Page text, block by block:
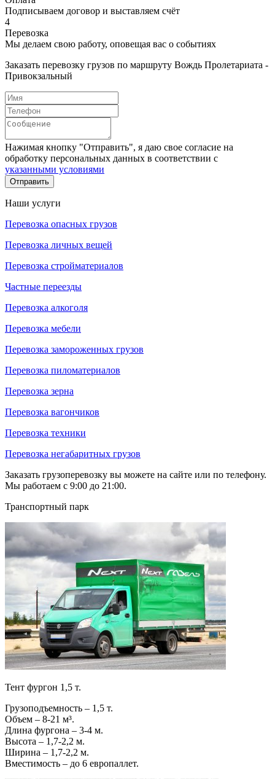
Подписываем договор и выставляем счёт
4
Перевозка
Мы делаем свою работу, оповещая вас о событиях
Заказать перевозку грузов по маршруту Вождь Пролетариата -
Привокзальный
Нажимая кнопку "Отправить", я даю свое согласие на
обработку персональных данных в соответствии с
указанными условиями
Отправить
Наши услуги
Перевозка опасных грузов
Перевозка личных вещей
Перевозка стройматериалов
Частные переезды
Перевозка алкоголя
Перевозка мебели
Перевозка замороженных грузов
Перевозка пиломатериалов
Перевозка зерна
Перевозка вагончиков
Перевозка техники
Перевозка негабаритных грузов
Заказать грузоперевозку вы можете на сайте или по телефону.
Мы работаем с 9:00 до 21:00.
Транспортный парк
Тент фургон 1,5 т.
Грузоподъемность – 1,5 т.
Объем – 8-21 м³.
Длина фургона – 3-4 м.
Высота – 1,7-2,2 м.
Ширина – 1,7-2,2 м.
Вместимость – до 6 европаллет.